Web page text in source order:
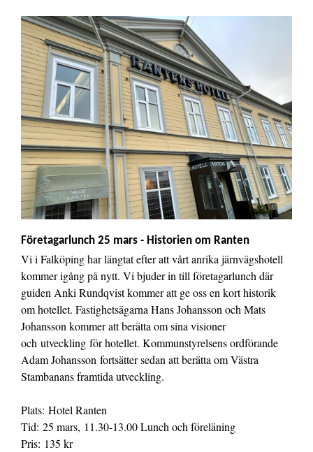
Företagarlunch 25 mars - Historien om Ranten
Vi i Falköping har längtat efter att vårt anrika järnvägshotell
kommer igång på nytt. Vi bjuder in till företagarlunch där
guiden Anki Rundqvist kommer att ge oss en kort historik
om hotellet. Fastighetsägarna Hans Johansson och Mats
Johansson kommer att berätta om sina visioner
och utveckling för hotellet. Kommunstyrelsens ordförande
Adam Johansson fortsätter sedan att berätta om Västra
Stambanans framtida utveckling.
Plats: Hotel Ranten
Tid: 25 mars, 11.30-13.00 Lunch och föreläning
Pris: 135 kr